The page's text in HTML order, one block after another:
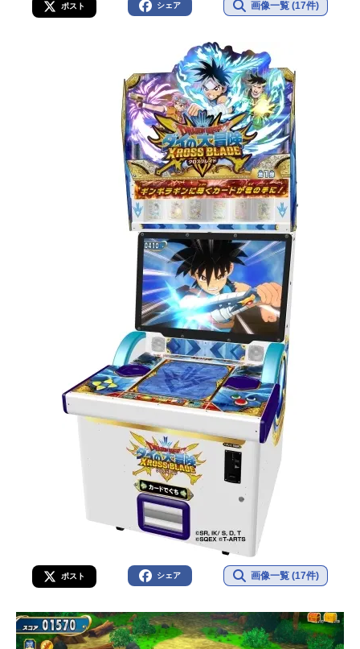
ポスト シェア 画像一覧 (17件)
ポスト シェア 画像一覧 (17件)